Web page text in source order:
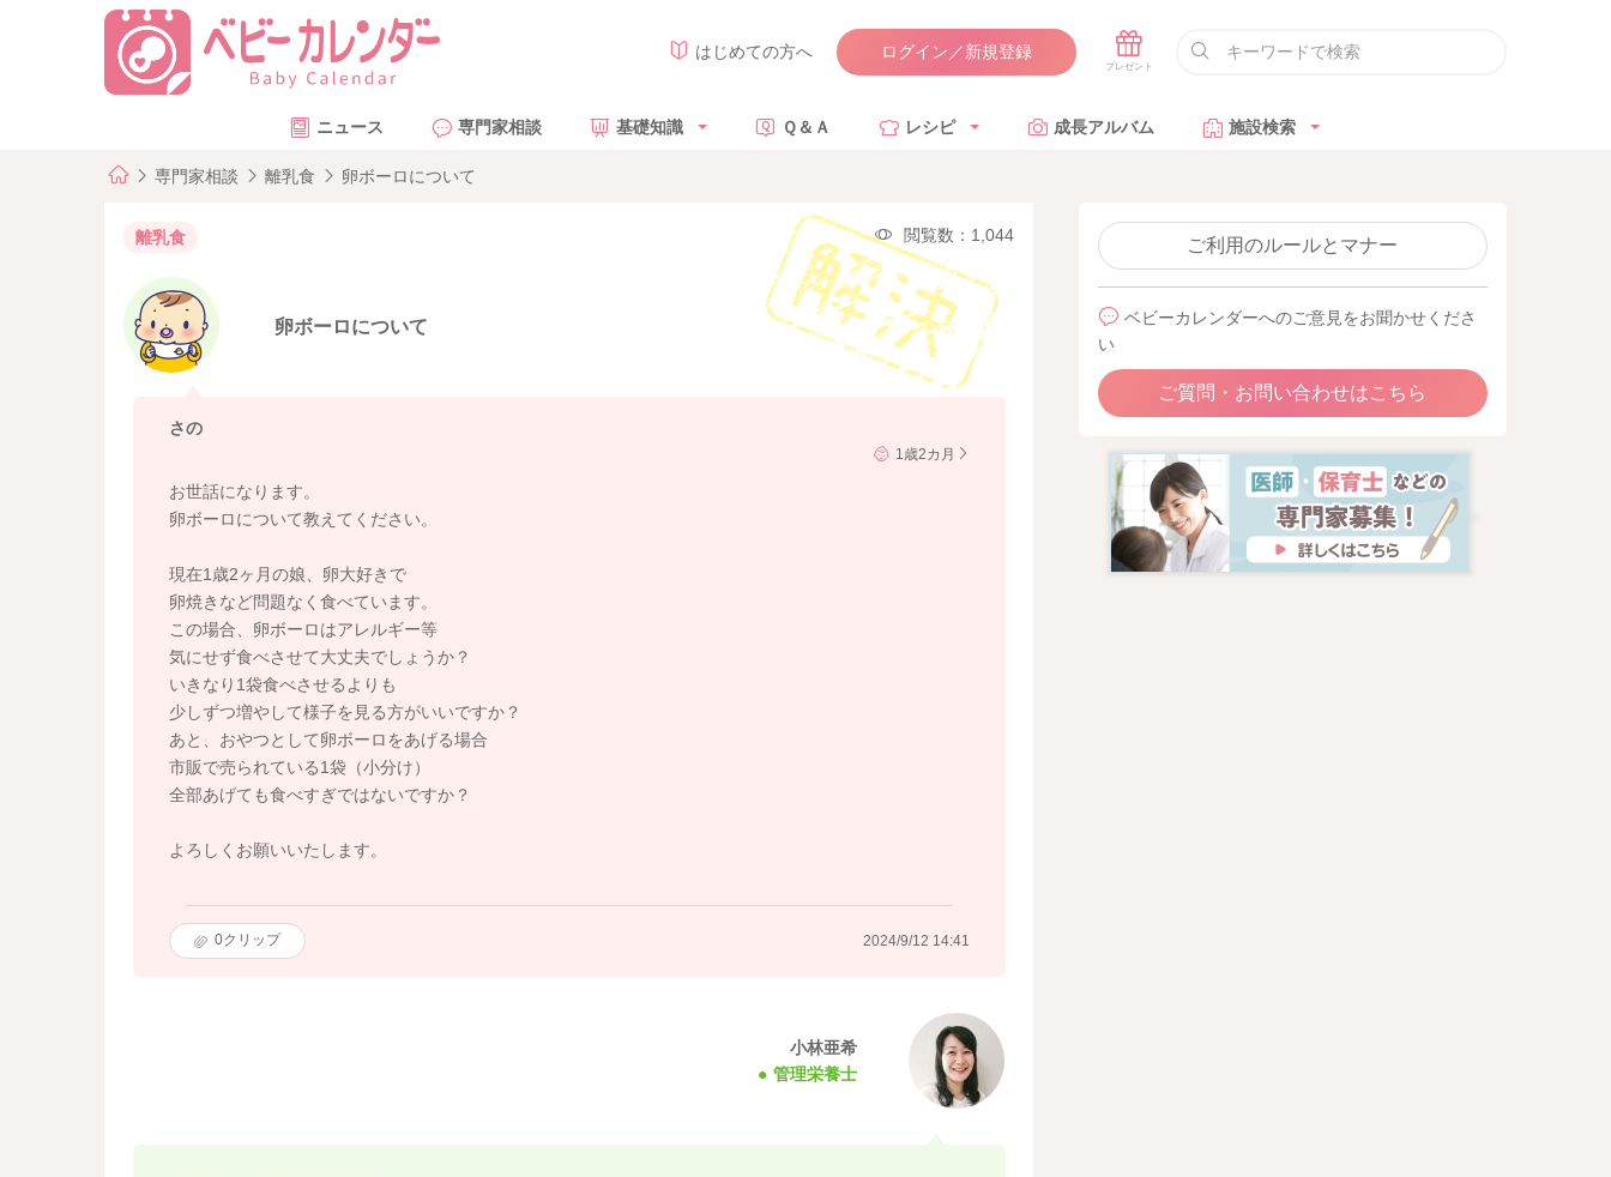
はじめての方へ ログイン／新規登録
ニュース 専門家相談 基礎知識 Ｑ＆Ａ レシピ 成長アルバム 施設検索
専門家相談 離乳食 卵ボーロについて
離乳食 閲覧数：1,044
卵ボーロについて
さの
1歳2カ月
お世話になります。
卵ボーロについて教えてください。
現在1歳2ヶ月の娘、卵大好きで
卵焼きなど問題なく食べています。
この場合、卵ボーロはアレルギー等
気にせず食べさせて大丈夫でしょうか？
いきなり1袋食べさせるよりも
少しずつ増やして様子を見る方がいいですか？
あと、おやつとして卵ボーロをあげる場合
市販で売られている1袋（小分け）
全部あげても食べすぎではないですか？
よろしくお願いいたします。
0クリップ 2024/9/12 14:41
小林亜希
管理栄養士
ご利用のルールとマナー
ベビーカレンダーへのご意見をお聞かせくださ
い
ご質問・お問い合わせはこちら